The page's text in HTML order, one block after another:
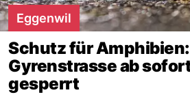
Eggenwil
Schutz für Amphibien:
Gyrenstrasse ab
gesperrt